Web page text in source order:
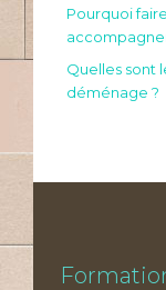
Pourquoi
Quelles sont
déménage ?